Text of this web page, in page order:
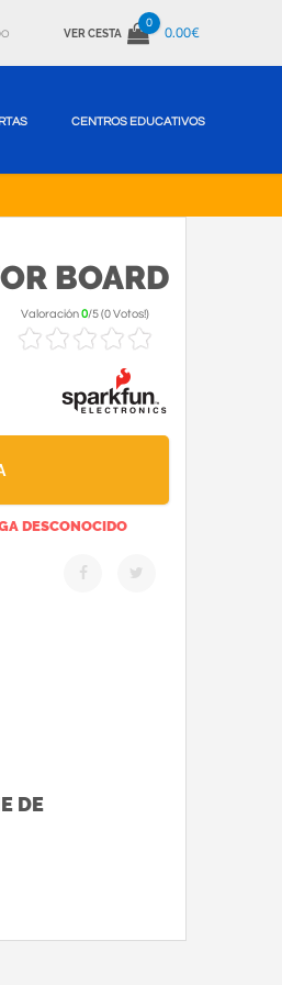
VER CESTA
0
0.00€
CENTROS EDUCATIVOS
BOARD
Valoración0/5(0 Votos!)
DESCONOCIDO
DE